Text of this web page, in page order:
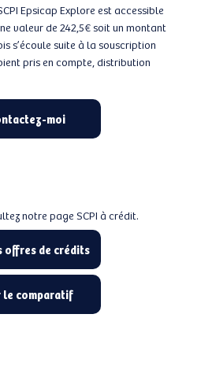
Epsicap Explore est accessible
valeur de 242,5€ soit un montant
s’écoule suite à la souscription
pris en compte, distribution
moi
notre page SCPI à crédit.
offres de crédits
le comparatif